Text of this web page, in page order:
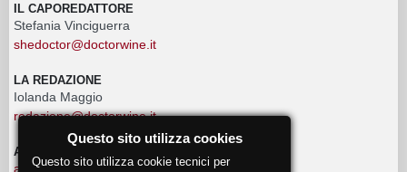
IL CAPOREDATTORE
Stefania Vinciguerra
shedoctor@doctorwine.it
LA REDAZIONE
Iolanda Maggio
redazione@doctorwine.it
ADVERTISING
advertising@doctorwine.it
Questo sito utilizza cookies
Questo sito utilizza cookie tecnici per